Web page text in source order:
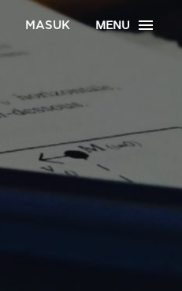
MASUK MENU